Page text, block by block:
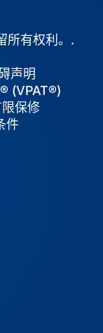
有权利。.
声明
(VPAT®)
保修
件